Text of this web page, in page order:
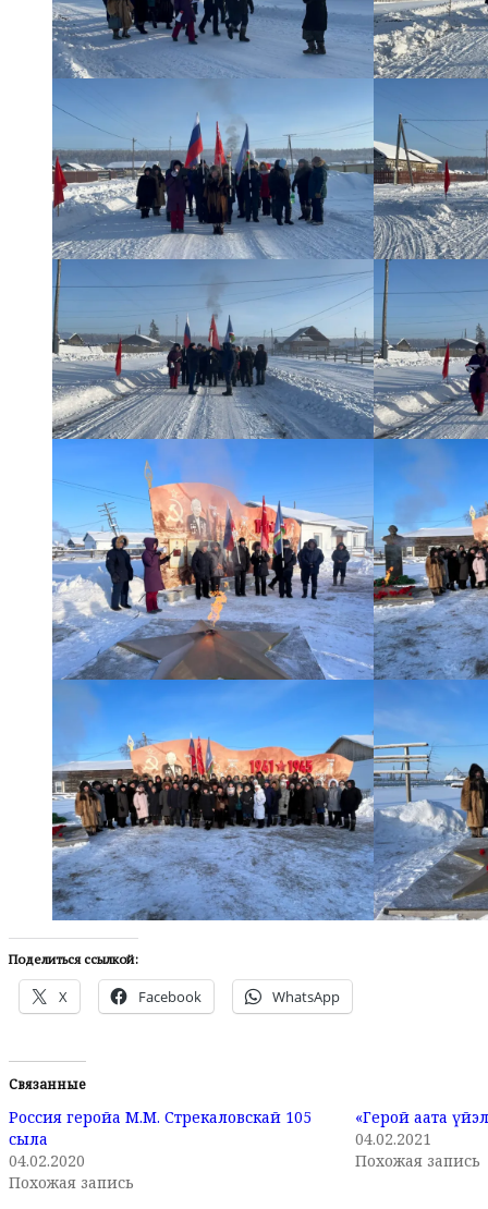
Поделиться ссылкой:
X Facebook WhatsApp
Связанные
Россия геройа М.М. Стрекаловскай 105
сыла
04.02.2020
Похожая запись
«Герой аата
04.02.2021
Похожая запись